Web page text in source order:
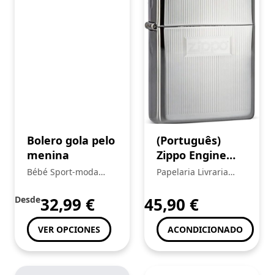
Bolero gola pelo
menina
Bébé Sport-moda
Desde32,99 €
VER OPCIONES
(Português)
Zippo Engine
Turn Lighter
Papelaria Livraria
45,90 €
ACONDICIONADO